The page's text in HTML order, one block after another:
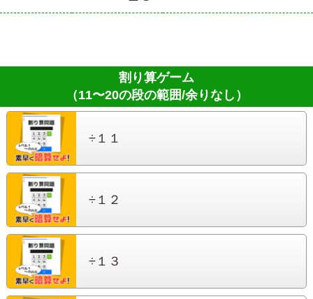
割り算ゲーム
（11〜20の段の範囲/余りなし）
÷１１
÷１２
÷１３